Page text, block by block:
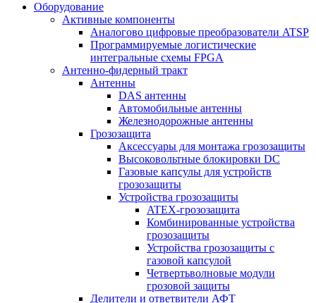
Оборудование
Активные компоненты
Аналогово цифровые преобразователи ATSP
Программируемые логистические
интегральные схемы FPGA
Антенно-фидерный тракт
Антенны
DAS антенны
Автомобильные антенны
Железнодорожные антенны
Грозозащита
Аксессуары для монтажа грозозащиты
Высоковольтные блокировки DC
Газовые капсулы для устройств
грозозащиты
Устройства грозозащиты
ATEX-грозозащита
Комбинированные устройства
грозозащиты
Устройства грозозащиты с
газовой капсулой
Четвертьволновые модули
грозовой защиты
Делители и ответвители АФТ